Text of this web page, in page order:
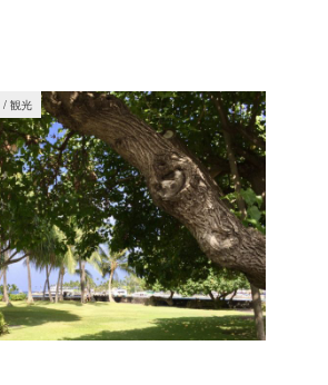
/ 観光